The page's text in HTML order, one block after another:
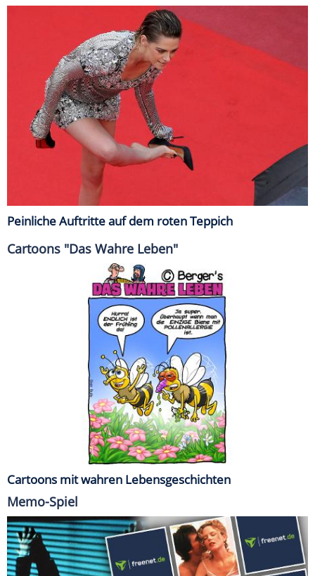
Peinliche Auftritte auf dem roten Teppich
Cartoons "Das Wahre Leben"
Cartoons mit wahren Lebensgeschichten
Memo-Spiel